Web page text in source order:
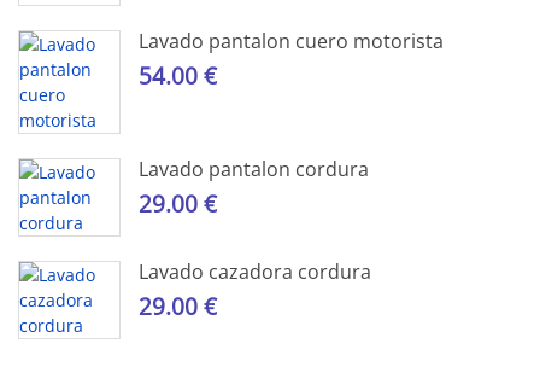
Lavado pantalon cuero motorista
54.00 €
Lavado pantalon cordura
29.00 €
Lavado cazadora cordura
29.00 €